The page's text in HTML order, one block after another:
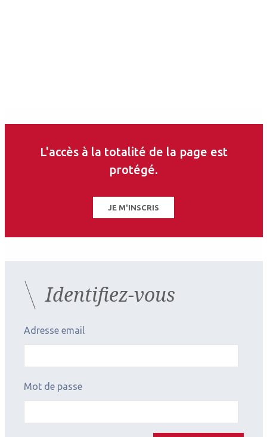
L'accès à la totalité de la page est
protégé.
JE M'INSCRIS
Identifiez-vous
Adresse email
Mot de passe